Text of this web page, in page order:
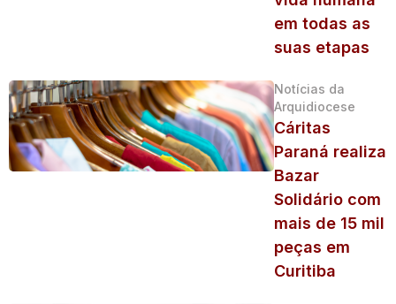
em todas as
suas etapas
Notícias da
Arquidiocese
Cáritas
Paraná realiza
Bazar
Solidário com
mais de 15 mil
peças em
Curitiba